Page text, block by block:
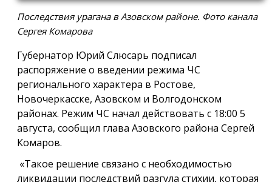
Последствия урагана в Азовском районе. Фото канала
Сергея Комарова
Губернатор Юрий Слюсарь подписал
распоряжение о введении режима ЧС
регионального характера в Ростове,
Новочеркасске, Азовском и Волгодонском
районах. Режим ЧС начал действовать с 18:00 5
августа, сообщил глава Азовского района Сергей
Комаров.
«Такое решение связано с необходимостью
ликвидации последствий разгула стихии, которая